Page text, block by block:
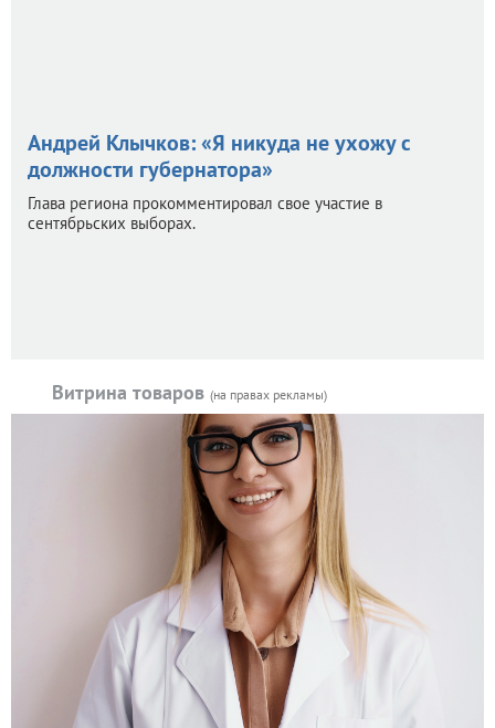
Андрей Клычков: «Я никуда не ухожу с
должности губернатора»
Глава региона прокомментировал свое участие в
сентябрьских выборах.
Витрина товаров (на правах рекламы)